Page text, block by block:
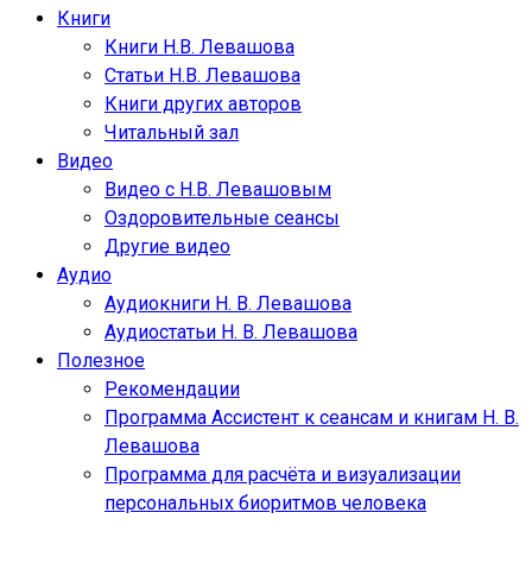
Книги
Книги Н.В. Левашова
Статьи Н.В. Левашова
Книги других авторов
Читальный зал
Видео
Видео с Н.В. Левашовым
Оздоровительные сеансы
Другие видео
Аудио
Аудиокниги Н. В. Левашова
Аудиостатьи Н. В. Левашова
Полезное
Рекомендации
Программа Ассистент к сеансам и книгам Н. В.
Левашова
Программа для расчёта и визуализации
персональных биоритмов человека